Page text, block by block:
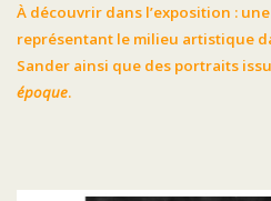
À découvrir dans l’exposition :
représentant le milieu artistique
Sander ainsi que des portraits
époque.